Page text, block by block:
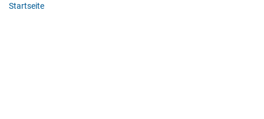
Startseite